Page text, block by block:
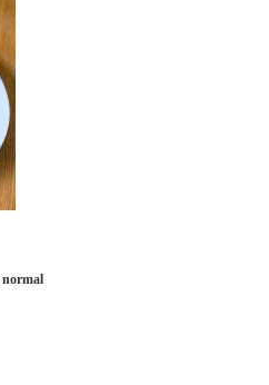
normal